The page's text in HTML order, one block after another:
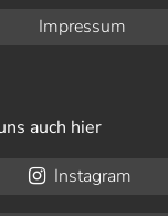
Impressum
auch hier
Instagram